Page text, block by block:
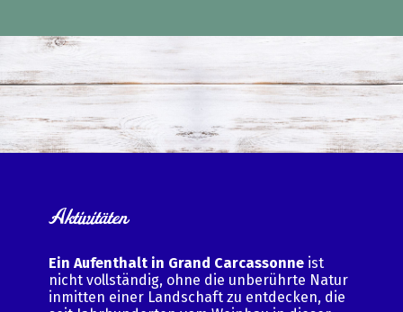
Aktivitäten
Ein Aufenthalt in Grand Carcassonneist
nicht vollständig, ohne die unberührte Natur
inmitten einer Landschaft zu entdecken, die